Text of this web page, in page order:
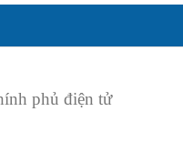
phủ điện tử